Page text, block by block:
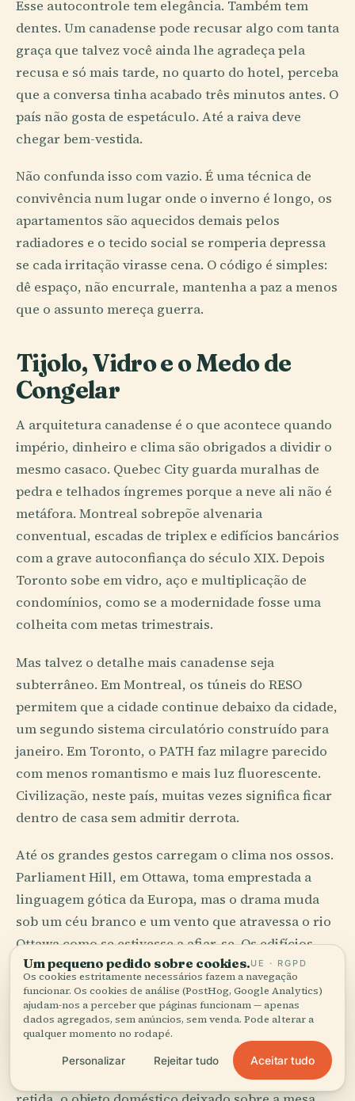
Esse autocontrole tem elegância. Também tem
dentes. Um canadense pode recusar algo com tanta
graça que talvez você ainda lhe agradeça pela
recusa e só mais tarde, no quarto do hotel, perceba
que a conversa tinha acabado três minutos antes. O
país não gosta de espetáculo. Até a raiva deve
chegar bem-vestida.
Não confunda isso com vazio. É uma técnica de
convivência num lugar onde o inverno é longo, os
apartamentos são aquecidos demais pelos
radiadores e o tecido social se romperia depressa
se cada irritação virasse cena. O código é simples:
dê espaço, não encurrale, mantenha a paz a menos
que o assunto mereça guerra.
Tijolo, Vidro e o Medo de
Congelar
A arquitetura canadense é o que acontece quando
império, dinheiro e clima são obrigados a dividir o
mesmo casaco. Quebec City guarda muralhas de
pedra e telhados íngremes porque a neve ali não é
metáfora. Montreal sobrepõe alvenaria
conventual, escadas de triplex e edifícios bancários
com a grave autoconfiança do século XIX. Depois
Toronto sobe em vidro, aço e multiplicação de
condomínios, como se a modernidade fosse uma
colheita com metas trimestrais.
Mas talvez o detalhe mais canadense seja
subterrâneo. Em Montreal, os túneis do RESO
permitem que a cidade continue debaixo da cidade,
um segundo sistema circulatório construído para
janeiro. Em Toronto, o PATH faz milagre parecido
com menos romantismo e mais luz fluorescente.
Civilização, neste país, muitas vezes significa ficar
dentro de casa sem admitir derrota.
Até os grandes gestos carregam o clima nos ossos.
Parliament Hill, em Ottawa, toma emprestada a
linguagem gótica da Europa, mas o drama muda
sob um céu branco e um vento que atravessa o rio
Ottawa como se estivesse a afiar-se. Os edifícios
aqui não aspiram apenas a subir. Eles se escoram.
Neve, Ironia e a Frase Íntima
A literatura canadense desconfia das grandes
declarações. Prefere a porta lateral, a confissão
Um pequeno pedido sobre cookies.UE · RGPD
Os cookies estritamente necessários fazem a navegação
funcionar. Os cookies de análise (PostHog, Google Analytics)
ajudam-nos a perceber que páginas funcionam — apenas
dados agregados, sem anúncios, sem venda. Pode alterar a
qualquer momento no rodapé.
Personalizar Rejeitar tudo Aceitar tudo